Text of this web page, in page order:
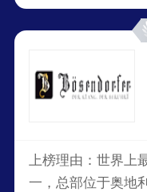
上榜理由：世界上
一，总部位于奥地